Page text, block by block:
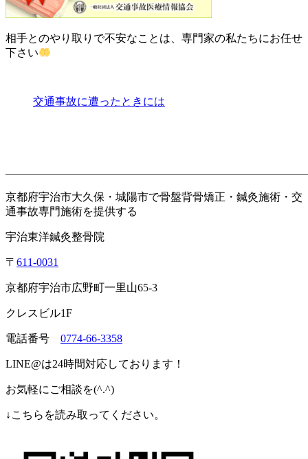
相手とのやり取りで不安なことは、専門家の私たちにお任せ
下さい
交通事故に遭ったときには
京都府宇治市大久保・城陽市で骨盤背骨矯正・鍼灸施術・交
通事故専門施術を提供する
宇治東洋鍼灸整骨院
〒 611-0031
京都府宇治市広野町一里山65-3
クレスビル1F
電話番号 0774-66-3358
LINE@は24時間対応しております！
お気軽にご相談を(^.^)
↓こちらを読み取ってください。